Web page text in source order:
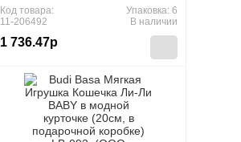
Код товара:
11-206492
1 736.47р
Упаковка: 6
В наличии